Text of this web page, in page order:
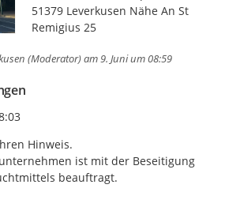
51379 Leverkusen Nähe An St
Remigius 25
(Moderator)am 9. Juni um 08:59
Hinweis.
ist mit der Beseitigung
beauftragt.